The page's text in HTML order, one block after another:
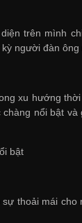
trên mình
người đàn ông
xu hướng
nổi bật
bật
thoải mái